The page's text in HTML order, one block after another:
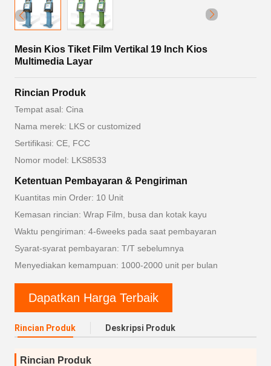
Mesin Kios Tiket Film Vertikal 19 Inch Kios
Multimedia Layar
Rincian Produk
Tempat asal: Cina
Nama merek: LKS or customized
Sertifikasi: CE, FCC
Nomor model: LKS8533
Ketentuan Pembayaran & Pengiriman
Kuantitas min Order: 10 Unit
Kemasan rincian: Wrap Film, busa dan kotak kayu
Waktu pengiriman: 4-6weeks pada saat pembayaran
Syarat-syarat pembayaran: T/T sebelumnya
Menyediakan kemampuan: 1000-2000 unit per bulan
Dapatkan Harga Terbaik
Rincian Produk Deskripsi Produk
Rincian Produk